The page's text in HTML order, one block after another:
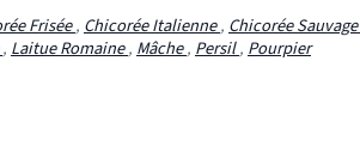
Frisée, Chicorée Italienne, Chicorée Sauvage
, Laitue Romaine, Mâche, Persil, Pourpier